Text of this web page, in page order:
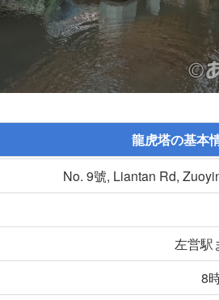
龍虎塔の基本
No. 9號, Liantan Rd,
左営駅
8